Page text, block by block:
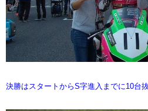
決勝はスタートからS字進入までに10台